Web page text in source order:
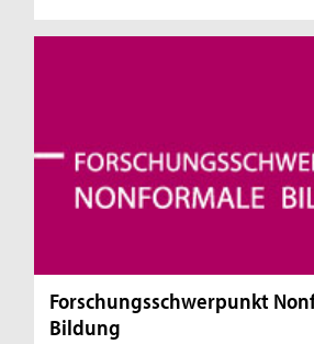
Forschungsschwerpunkt
Bildung